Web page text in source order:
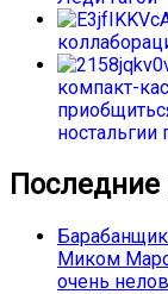
компакт-
ностальгии
Барабанщик
Миком
очень